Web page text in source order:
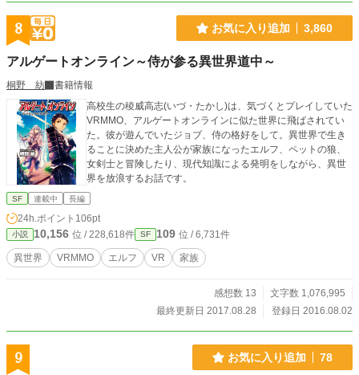
8 お気に入り追加 3,860
アルゲートオンライン～侍が参る異世界道中～
桐野 紡
書籍情報
高校生の稜威高志(いづ・たかし)は、気づくとプレイしていた
VRMMO、アルゲートオンラインに似た世界に飛ばされてい
た。彼が遊んでいたジョブ、侍の格好をして。異世界で生き
ることに決めた主人公が家族になったエルフ、ペットの狼、
女剣士と冒険したり、現代知識による発明をしながら、異世
界を放浪するお話です。
SF 連載中 長編
24h.ポイント 106pt
小説 10,156 位 / 228,618件 SF 109 位 / 6,731件
異世界 VRMMO エルフ VR 家族
感想数 13
文字数 1,076,995
最終更新日 2017.08.28
登録日 2016.08.02
9 お気に入り追加 78